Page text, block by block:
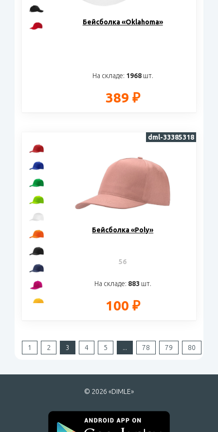
Бейсболка «Oklahoma»
На складе: 1968шт.
389 ₽
Бейсболка «Poly»
56
На складе: 883 шт.
100 ₽
dml-33385318
1 2 3 4 5 ... 78 79 80
© 2026 «DIMLE»